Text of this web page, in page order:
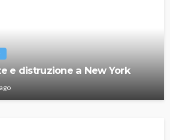
e distruzione a New York